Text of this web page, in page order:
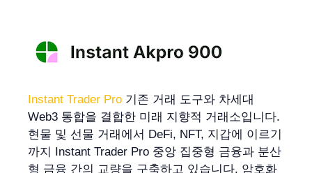
Instant Trader Pro 기존 거래 도구와 차세대
Web3 통합을 결합한 미래 지향적 거래소입니다.
현물 및 선물 거래에서 DeFi, NFT, 지갑에 이르기
까지 Instant Trader Pro 중앙 집중형 금융과 분산
형 금융 간의 교량을 구축하고 있습니다. 암호화